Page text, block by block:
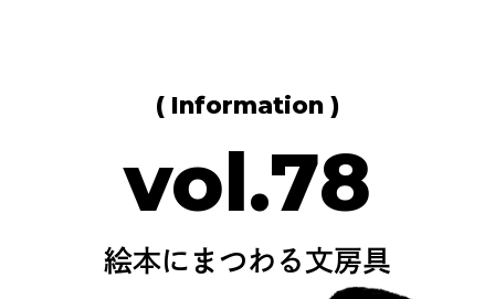
( Information )
vol.78
絵本にまつわる文房具